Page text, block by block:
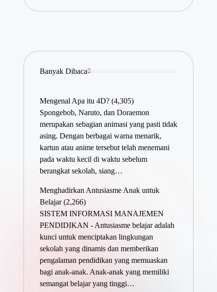
Banyak Dibaca
Mengenal Apa itu 4D? (4,305)
Spongebob, Naruto, dan Doraemon
merupakan sebagian animasi yang pasti tidak
asing. Dengan berbagai warna menarik,
kartun atau anime tersebut telah menemani
pada waktu kecil di waktu sebelum
berangkat sekolah, siang…
Menghadirkan Antusiasme Anak untuk
Belajar (2,266)
SISTEM INFORMASI MANAJEMEN
PENDIDIKAN - Antusiasme belajar adalah
kunci untuk menciptakan lingkungan
sekolah yang dinamis dan memberikan
pengalaman pendidikan yang memuaskan
bagi anak-anak. Anak-anak yang memiliki
semangat belajar yang tinggi…